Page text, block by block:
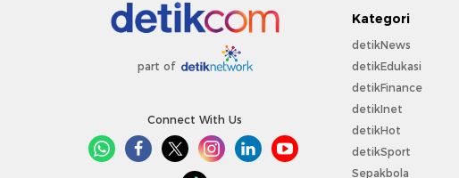
part of
Connect With Us
Kategori
detikNews
detikEdukasi
detikFinance
detikInet
detikHot
detikSport
Sepakbola